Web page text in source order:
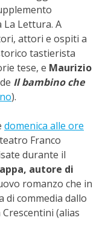
La Lettura. A
attori e ospiti a
tastierista
tese, e Maurizio
Il bambino che
).
domenica alle ore
Franco
durante il
autore di
romanzo che in
commedia dallo
(alias